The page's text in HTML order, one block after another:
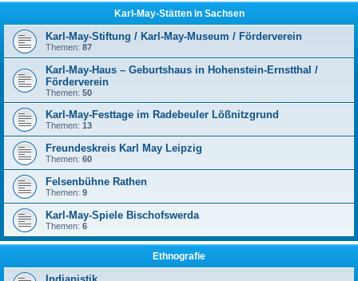
Karl-May-Stätten in Sachsen
Karl-May-Stiftung / Karl-May-Museum / Förderverein
Themen: 87
Karl-May-Haus – Geburtshaus in Hohenstein-Ernstthal /
Förderverein
Themen: 50
Karl-May-Festtage im Radebeuler Lößnitzgrund
Themen: 13
Freundeskreis Karl May Leipzig
Themen: 60
Felsenbühne Rathen
Themen: 9
Karl-May-Spiele Bischofswerda
Themen: 6
Ethnografie